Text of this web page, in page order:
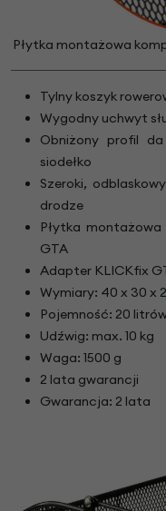
Płytka montażowa
Tylny koszyk
Wygodny uchwyt
Obniżony profil
siodełko
Szeroki,
drodze
Płytka
GTA
Adapter KLICKfix
Wymiary: 40 x 30 x
Pojemność: 20
Udźwig: max. 10 kg
Waga: 1500 g
2 lata gwarancji
Gwarancja: 2 lata